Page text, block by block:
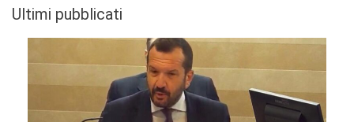
Ultimi pubblicati